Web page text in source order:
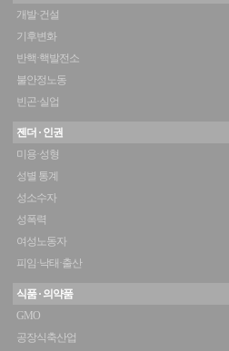
개발·건설
기후변화
반핵·핵발전소
불안정노동
빈곤·실업
젠더 · 인권
미용·성형
성별 통계
성소수자
성폭력
여성노동자
피임·낙태·출산
식품 · 의약품
GMO
공장식축산업